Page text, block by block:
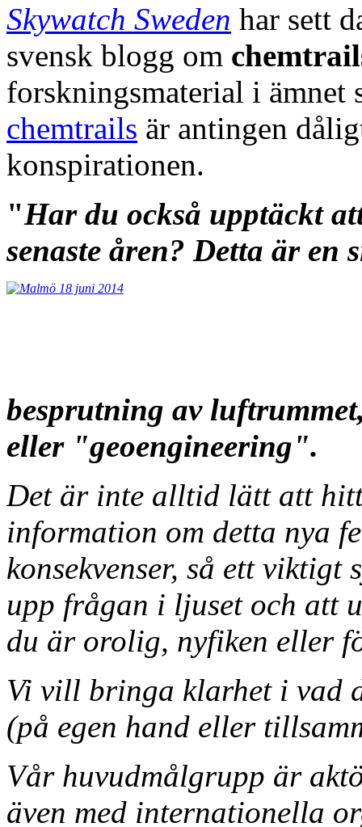
Skywatch Sweden har sett
svensk blogg om
forskningsmaterial i ämnet
chemtrails är antingen
konspirationen.
"Har du också upptäckt
senaste åren? Detta är en
besprutning av
eller "geoengineering".
Det är inte alltid lätt att
information om detta nya
konsekvenser, så ett
upp frågan i ljuset och att
du är orolig, nyfiken eller
Vi vill bringa klarhet i vad
(på egen hand eller
Vår huvudmålgrupp är
även med internationella